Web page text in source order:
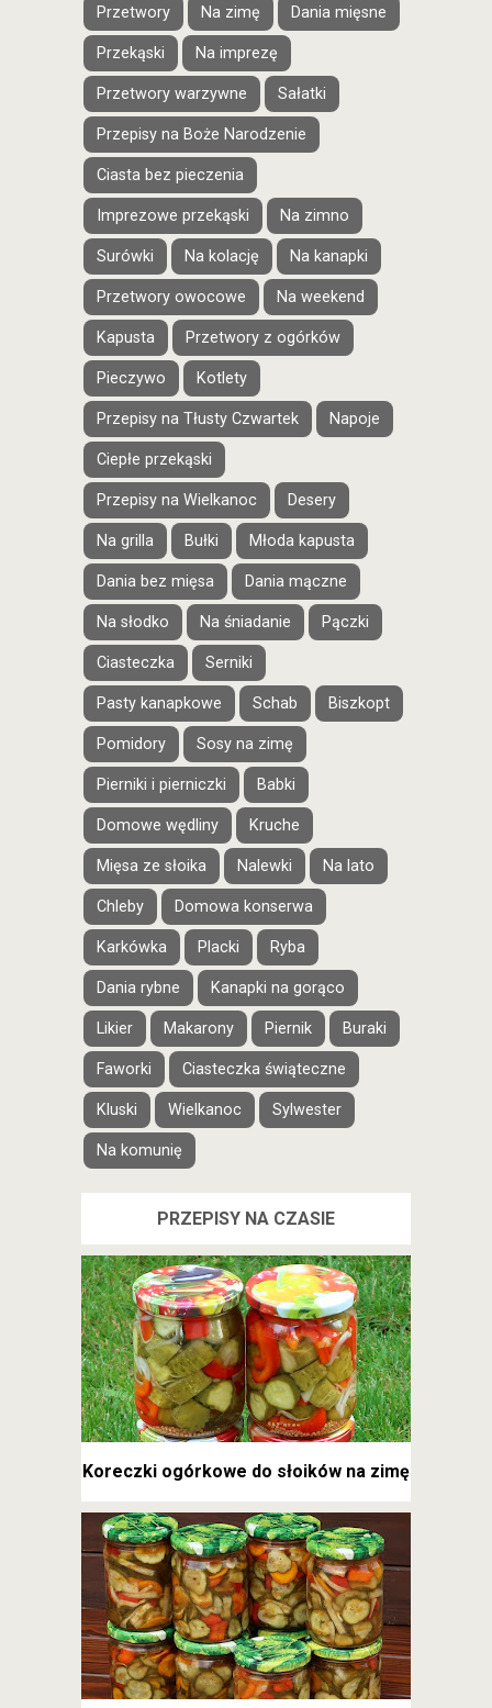
Przetwory Na zimę Dania mięsne
Przekąski Na imprezę
Przetwory warzywne Sałatki
Przepisy na Boże Narodzenie
Ciasta bez pieczenia
Imprezowe przekąski Na zimno
Surówki Na kolację Na kanapki
Przetwory owocowe Na weekend
Kapusta Przetwory z ogórków
Pieczywo Kotlety
Przepisy na Tłusty Czwartek Napoje
Ciepłe przekąski
Przepisy na Wielkanoc Desery
Na grilla Bułki Młoda kapusta
Dania bez mięsa Dania mączne
Na słodko Na śniadanie Pączki
Ciasteczka Serniki
Pasty kanapkowe Schab Biszkopt
Pomidory Sosy na zimę
Pierniki i pierniczki Babki
Domowe wędliny Kruche
Mięsa ze słoika Nalewki Na lato
Chleby Domowa konserwa
Karkówka Placki Ryba
Dania rybne Kanapki na gorąco
Likier Makarony Piernik Buraki
Faworki Ciasteczka świąteczne
Kluski Wielkanoc Sylwester
Na komunię
PRZEPISY NA CZASIE
Koreczki ogórkowe do słoików na zimę